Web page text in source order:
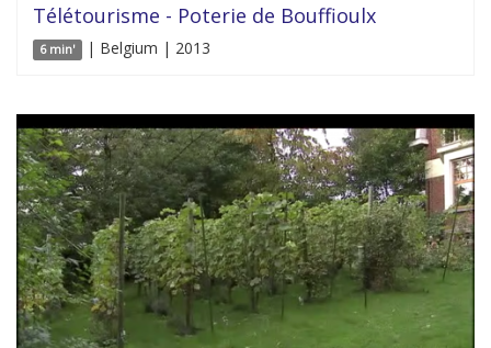
Télétourisme - Poterie de Bouffioulx
6 min' | Belgium | 2013